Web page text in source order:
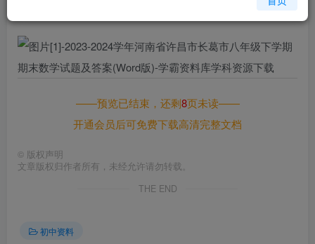
986.50 KB
——预览已结束，还剩8页未读——
开通会员后可免费下载高清完整文档
© 版权声明
文章版权归作者所有，未经允许请勿转载。
THE END
初中资料